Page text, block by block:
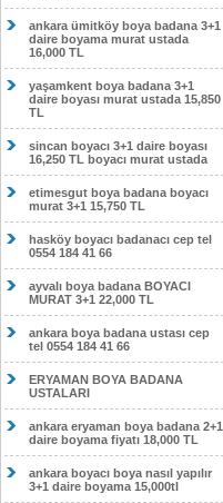
ankara ümitköy boya badana 3+1
daire boyama murat ustada
16,000 TL
yaşamkent boya badana 3+1
daire boyası murat ustada 15,850
TL
sincan boyacı 3+1 daire boyası
16,250 TL boyacı murat ustada
etimesgut boya badana boyacı
murat 3+1 15,750 TL
hasköy boyacı badanacı cep tel
0554 184 41 66
ayvalı boya badana BOYACI
MURAT 3+1 22,000 TL
ankara boya badana ustası cep
tel 0554 184 41 66
ERYAMAN BOYA BADANA
USTALARI
ankara eryaman boya badana 2+1
daire boyama fiyatı 18,000 TL
ankara boyacı boya nasıl yapılır
3+1 daire boyama 15,000tl